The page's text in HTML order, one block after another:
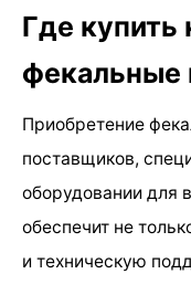
Где купить
фекальные
Приобретение
поставщиков,
оборудовании для
обеспечит не
и техническую